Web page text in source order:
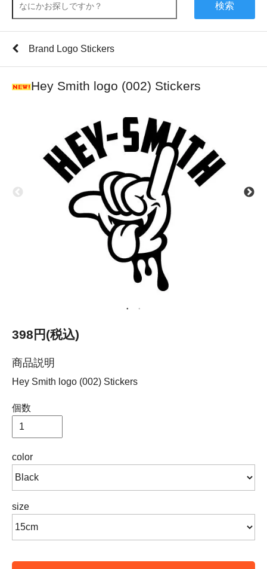
検索
Brand Logo Stickers
Hey Smith logo (002) Stickers
398円(税込)
商品説明
Hey Smith logo (002) Stickers
個数
color
size